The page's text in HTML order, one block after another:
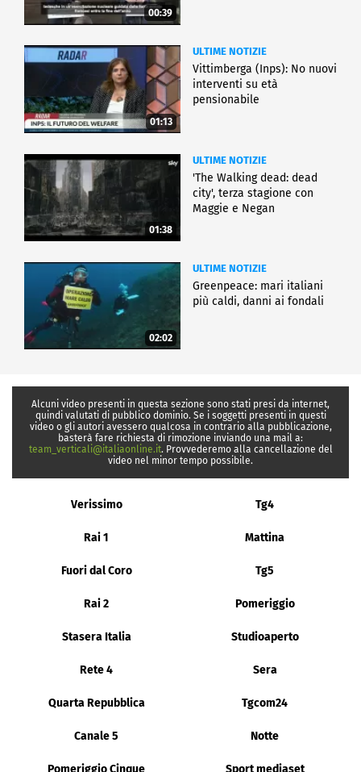
00:39
01:13
ULTIME NOTIZIE
Vittimberga (Inps): No nuovi
interventi su età
pensionabile
01:38
ULTIME NOTIZIE
'The Walking dead: dead
city', terza stagione con
Maggie e Negan
02:02
ULTIME NOTIZIE
Greenpeace: mari italiani
più caldi, danni ai fondali
Alcuni video presenti in questa sezione sono stati presi da internet,
quindi valutati di pubblico dominio. Se i soggetti presenti in questi
video o gli autori avessero qualcosa in contrario alla pubblicazione,
basterà fare richiesta di rimozione inviando una mail a:
team_verticali@italiaonline.it. Provvederemo alla cancellazione del
video nel minor tempo possibile.
Verissimo Tg4
Rai 1 Mattina
Fuori dal Coro Tg5
Rai 2 Pomeriggio
Stasera Italia Studioaperto
Rete 4 Sera
Quarta Repubblica Tgcom24
Canale 5 Notte
Pomeriggio Cinque Sport mediaset